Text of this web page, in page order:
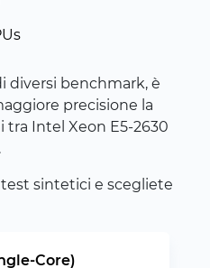
diversi benchmark, è
precisione la
tra Intel Xeon E5-2630
sintetici e scegliete
Core)